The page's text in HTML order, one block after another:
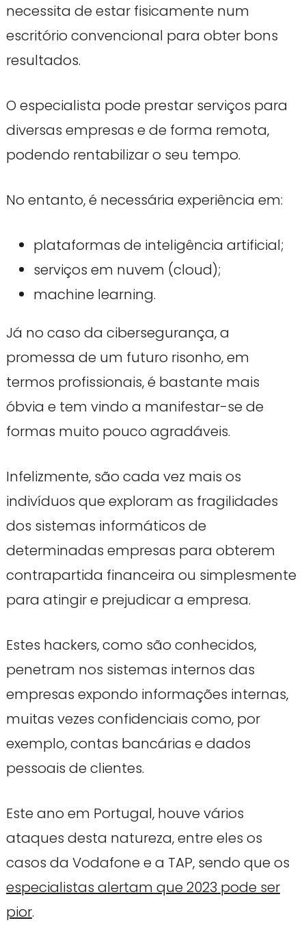
necessita de estar fisicamente num
escritório convencional para obter bons
resultados.
O especialista pode prestar serviços para
diversas empresas e de forma remota,
podendo rentabilizar o seu tempo.
No entanto, é necessária experiência em:
plataformas de inteligência artificial;
serviços em nuvem (cloud);
machine learning.
Já no caso da cibersegurança, a
promessa de um futuro risonho, em
termos profissionais, é bastante mais
óbvia e tem vindo a manifestar-se de
formas muito pouco agradáveis.
Infelizmente, são cada vez mais os
indivíduos que exploram as fragilidades
dos sistemas informáticos de
determinadas empresas para obterem
contrapartida financeira ou simplesmente
para atingir e prejudicar a empresa.
Estes hackers, como são conhecidos,
penetram nos sistemas internos das
empresas expondo informações internas,
muitas vezes confidenciais como, por
exemplo, contas bancárias e dados
pessoais de clientes.
Este ano em Portugal, houve vários
ataques desta natureza, entre eles os
casos da Vodafone e a TAP, sendo que os
especialistas alertam que 2023 pode ser
pior.